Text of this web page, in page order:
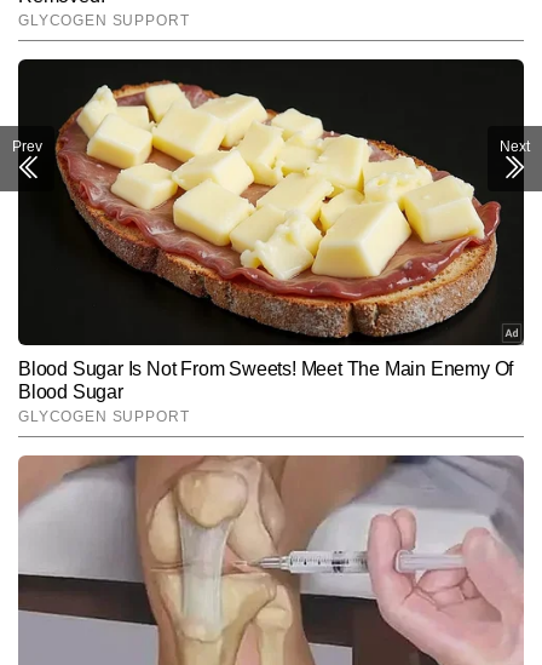
Prev Next